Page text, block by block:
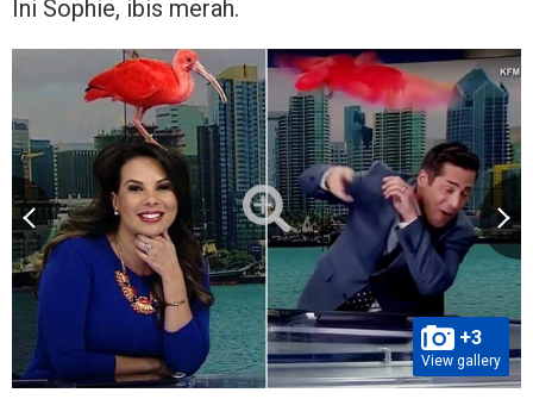
Ini Sophie, ibis merah.
+3
View gallery